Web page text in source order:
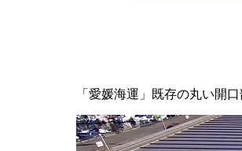
「愛媛海運」既存の丸い開